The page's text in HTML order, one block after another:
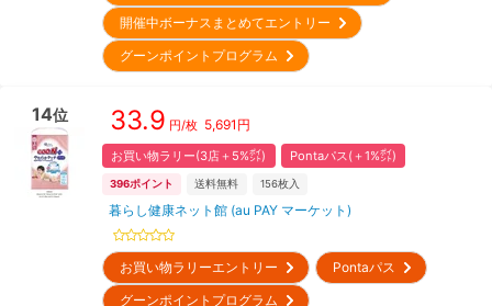
開催中ボーナスまとめてエントリー
グーンポイントプログラム
14位 33.9 円/枚 5,691 円
お買い物ラリー(3店＋5%㌽) Pontaパス(＋1%㌽)
396ポイント 送料無料 156枚入
暮らし健康ネット館 (au PAY マーケット)
お買い物ラリーエントリー
Pontaパス
グーンポイントプログラム